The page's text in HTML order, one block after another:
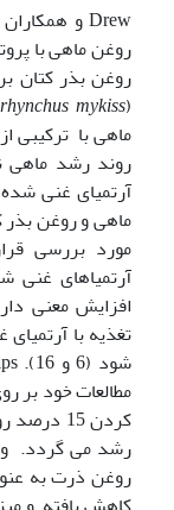
روغن ماهی با
روغن بذر کتان
(
mykiss
ماهی با ترکیبی
آرتمیای غنی
ماهی و روغن بذر
مورد بررسی
آرتمیاهای
افزایش معنی
تغذیه با
مطالعات خود بر
کردن
رشد می گردد.
روغن ذرت به